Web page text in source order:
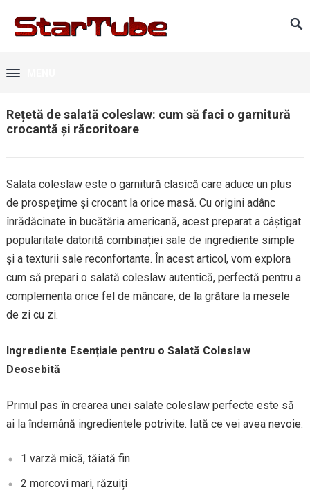
Rețetă de salată coleslaw: cum să faci o garnitură
crocantă și răcoritoare
Salata coleslaw este o garnitură clasică care aduce un plus
de prospețime și crocant la orice masă. Cu origini adânc
înrădăcinate în bucătăria americană, acest preparat a câștigat
popularitate datorită combinației sale de ingrediente simple
și a texturii sale reconfortante. În acest articol, vom explora
cum să prepari o salată coleslaw autentică, perfectă pentru a
complementa orice fel de mâncare, de la grătare la mesele
de zi cu zi.
Ingrediente Esențiale pentru o Salată Coleslaw
Deosebită
Primul pas în crearea unei salate coleslaw perfecte este să
ai la îndemână ingredientele potrivite. Iată ce vei avea nevoie:
1 varză mică, tăiată fin
2 morcovi mari, răzuiți